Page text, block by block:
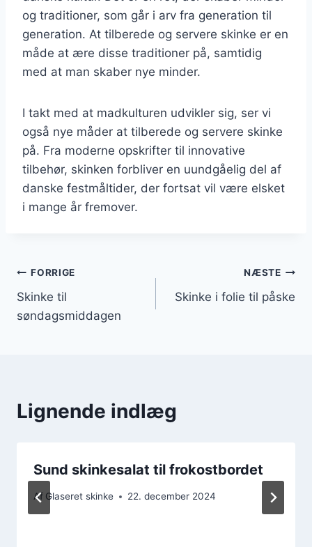
og traditioner, som går i arv fra generation til
generation. At tilberede og servere skinke er en
måde at ære disse traditioner på, samtidig
med at man skaber nye minder.
I takt med at madkulturen udvikler sig, ser vi
også nye måder at tilberede og servere skinke
på. Fra moderne opskrifter til innovative
tilbehør, skinken forbliver en uundgåelig del af
danske festmåltider, der fortsat vil være elsket
i mange år fremover.
Indlægsnavigation
FORRIGE
Skinke til
søndagsmiddagen
NÆSTE
Skinke i folie til påske
Lignende indlæg
Sund skinkesalat til frokostbordet
Af Glaseret skinke 22. december 2024